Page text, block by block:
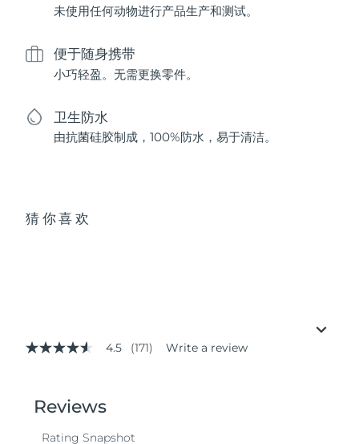
未使用任何动物进行产品生产和测试。
便于随身携带
小巧轻盈。无需更换零件。
卫生防水
由抗菌硅胶制成，100%防水，易于清洁。
猜你喜欢
4.5
stars,
average
4.5 (171) Write a review